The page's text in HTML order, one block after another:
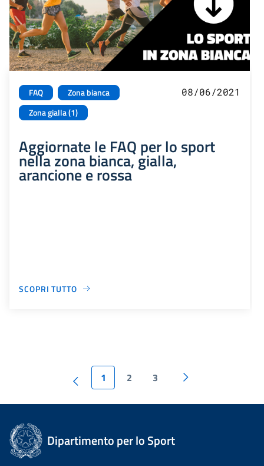
FAQ
Zona bianca
Zona gialla (1)
08/06/2021
Aggiornate le FAQ per lo sport
nella zona bianca, gialla,
arancione e rossa
SCOPRI TUTTO
1 2 3
Dipartimento per lo Sport